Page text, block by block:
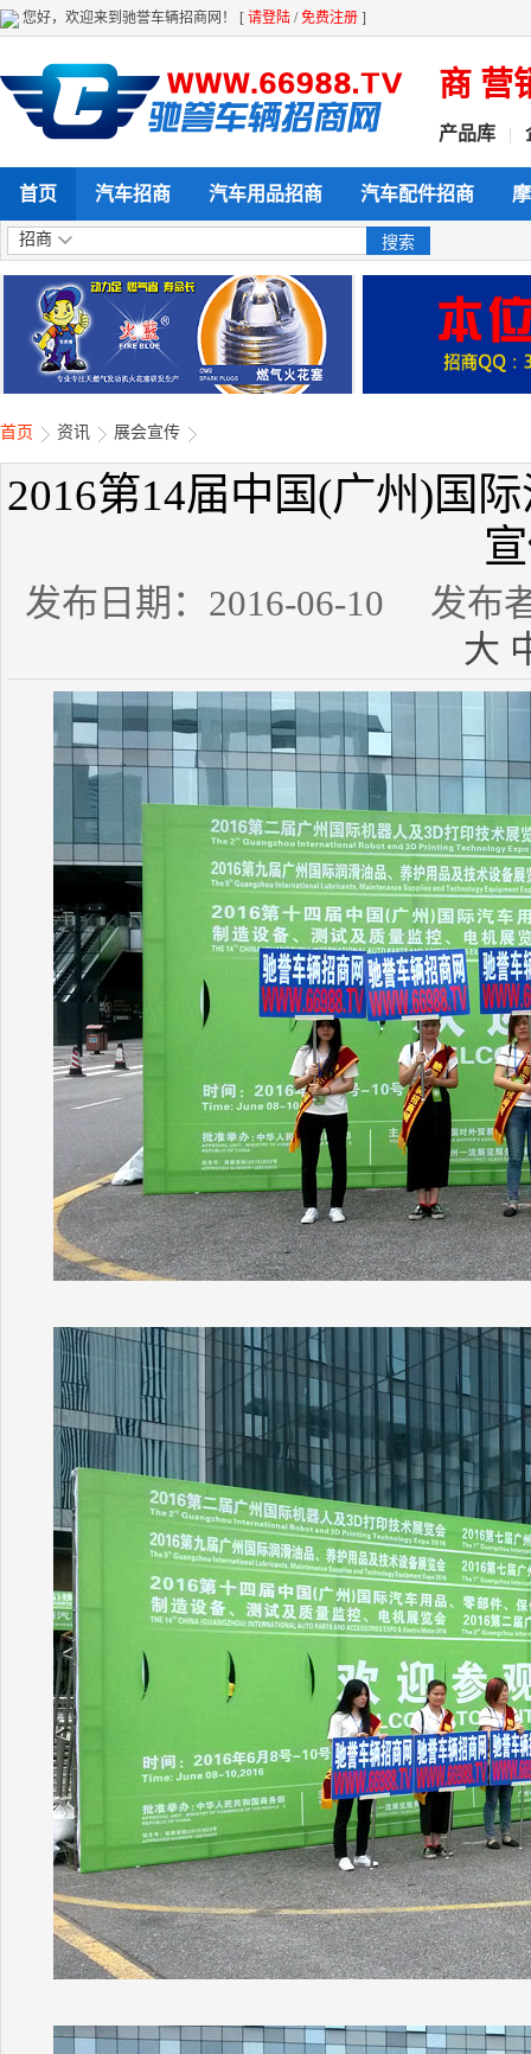
您好，欢迎来到驰誉车辆招商网！ [ 请登陆 /免费注册 ]
给力企业产品展示 招商 营销 推
产品库
首页 汽车招商 汽车用品招商 汽车配件招商
招商
首页 资讯 展会宣传
2016第14届中国(广州)国
发布日期：2016-06-10 发
大